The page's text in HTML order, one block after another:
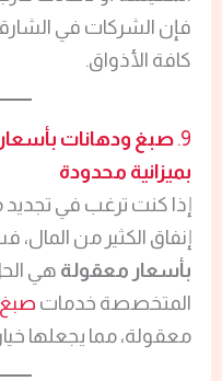
فإن الشركات في
كافة الأذواق.
9. صبغ ودهانات
بميزانية محدودة
إذا كنت ترغب في
إنفاق الكثير من
بأسعار معقولة هي
المتخصصة خدمات
معقولة، مما يجعلها